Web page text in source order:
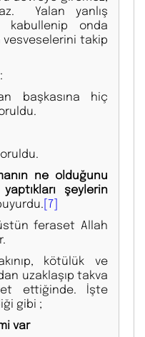
Yalan yanlış
kabullenip onda
vesveselerini takip
başkasına hiç
ne olduğunu
şeylerin
[7]
feraset Allah
kötülük ve
uzaklaşıp takva
ettiğinde. İşte
gibi ;
var